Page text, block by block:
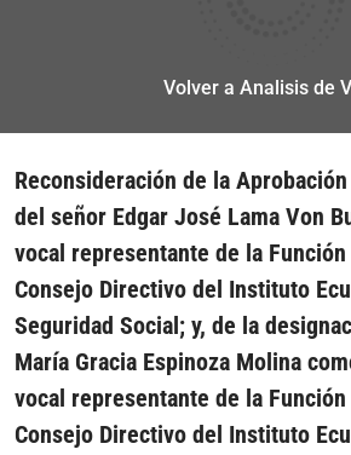
Volver a Analisis de
Reconsideración de la
del señor Edgar José Lama Von
vocal representante de la
Consejo Directivo del Instituto
Seguridad Social; y, de la
María Gracia Espinoza Molina
vocal representante de la
Consejo Directivo del Instituto